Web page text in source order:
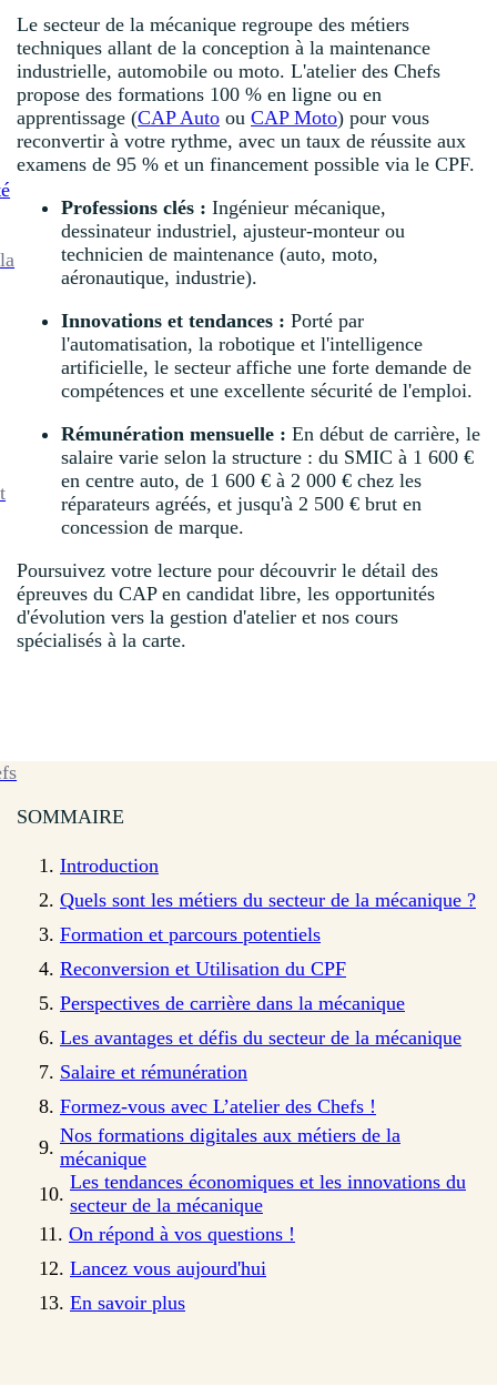
Le secteur de la mécanique regroupe des métiers
techniques allant de la conception à la maintenance
industrielle, automobile ou moto. L'atelier des Chefs
propose des formations 100 % en ligne ou en
apprentissage (CAP Auto ou CAP Moto) pour vous
reconvertir à votre rythme, avec un taux de réussite aux
examens de 95 % et un financement possible via le CPF.
Professions clés : Ingénieur mécanique,
dessinateur industriel, ajusteur-monteur ou
technicien de maintenance (auto, moto,
aéronautique, industrie).
Innovations et tendances : Porté par
l'automatisation, la robotique et l'intelligence
artificielle, le secteur affiche une forte demande de
compétences et une excellente sécurité de l'emploi.
Rémunération mensuelle : En début de carrière, le
salaire varie selon la structure : du SMIC à 1 600 €
en centre auto, de 1 600 € à 2 000 € chez les
réparateurs agréés, et jusqu'à 2 500 € brut en
concession de marque.
Poursuivez votre lecture pour découvrir le détail des
épreuves du CAP en candidat libre, les opportunités
d'évolution vers la gestion d'atelier et nos cours
spécialisés à la carte.
SOMMAIRE
Introduction
Quels sont les métiers du secteur de la mécanique ?
Formation et parcours potentiels
Reconversion et Utilisation du CPF
Perspectives de carrière dans la mécanique
Les avantages et défis du secteur de la mécanique
Salaire et rémunération
Formez-vous avec L’atelier des Chefs !
Nos formations digitales aux métiers de la
mécanique
Les tendances économiques et les innovations du
secteur de la mécanique
On répond à vos questions !
Lancez vous aujourd'hui
En savoir plus